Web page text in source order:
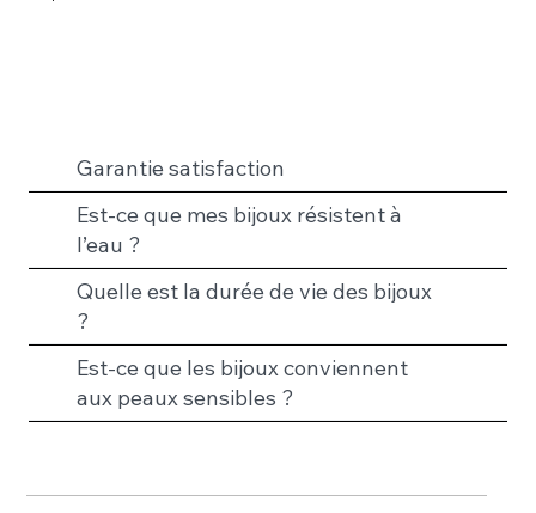
Garantie satisfaction
Est-ce que mes bijoux résistent à
l’eau ?
Quelle est la durée de vie des bijoux
?
Est-ce que les bijoux conviennent
aux peaux sensibles ?